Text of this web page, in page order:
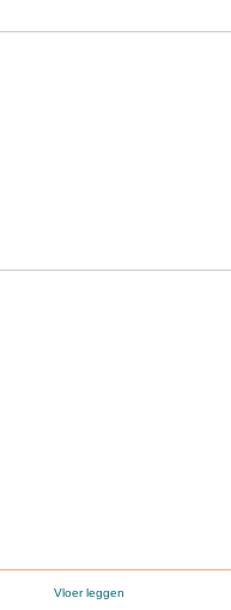
Vloer leggen